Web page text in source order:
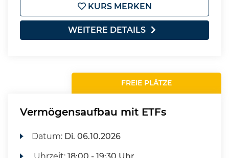
KURS MERKEN
WEITERE DETAILS
FREIE PLÄTZE
Vermögensaufbau mit ETFs
Datum: Di. 06.10.2026